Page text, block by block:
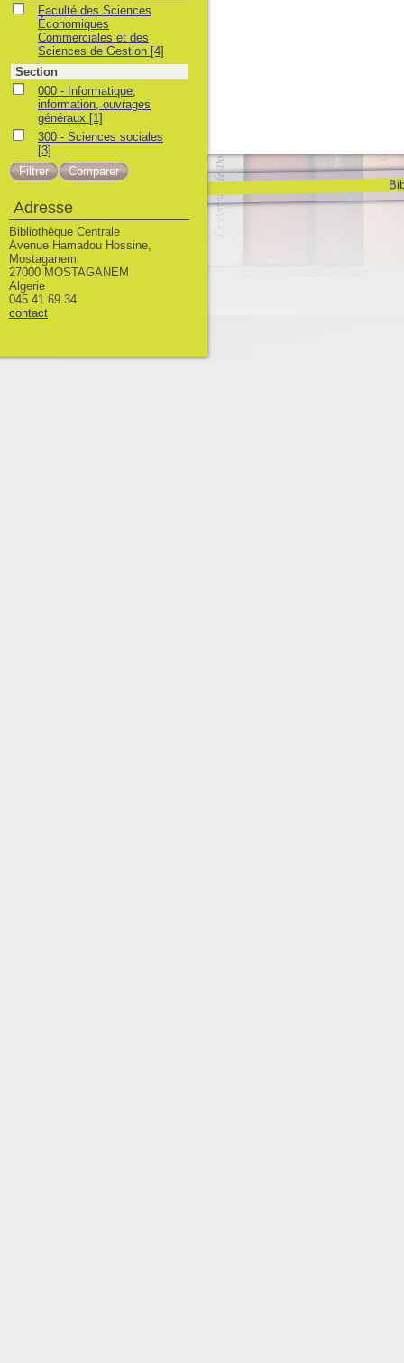
Faculté des Sciences
Économiques
Commerciales et des
Sciences de Gestion [4]
Section
000 - Informatique,
information, ouvrages
généraux [1]
300 - Sciences sociales
[3]
Adresse
Bibliothèque Centrale
Avenue Hamadou Hossine,
Mostaganem
27000 MOSTAGANEM
Algerie
045 41 69 34
contact